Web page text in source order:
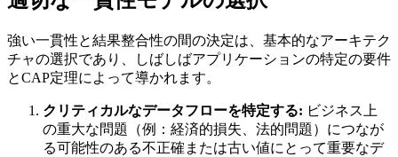
強い一貫性と結果整合性の間の決定は、基本的なアーキテク
チャの選択であり、しばしばアプリケーションの特定の要件
とCAP定理によって導かれます。
クリティカルなデータフローを特定する: ビジネス上
の重大な問題（例：経済的損失、法的問題）につなが
る可能性のある不正確または古い値にとって重要なデ